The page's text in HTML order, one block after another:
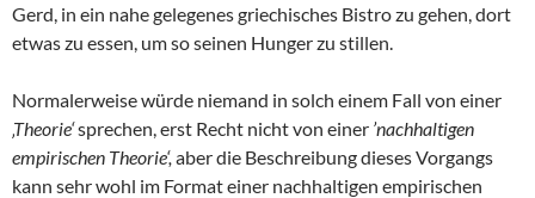
Gerd, in ein nahe gelegenes griechisches Bistro zu gehen, dort
etwas zu essen, um so seinen Hunger zu stillen.
Normalerweise würde niemand in solch einem Fall von einer
‚Theorie‘sprechen, erst Recht nicht von einer ’nachhaltigen
empirischen Theorie‘, aber die Beschreibung dieses Vorgangs
kann sehr wohl im Format einer nachhaltigen empirischen